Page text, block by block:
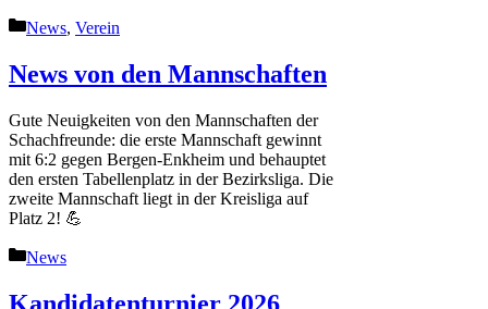
Kategorien
News, Verein
News von den Mannschaften
Gute Neuigkeiten von den Mannschaften der
Schachfreunde: die erste Mannschaft gewinnt
mit 6:2 gegen Bergen-Enkheim und behauptet
den ersten Tabellenplatz in der Bezirksliga. Die
zweite Mannschaft liegt in der Kreisliga auf
Platz 2! 💪
Kategorien
News
Kandidatenturnier 2026